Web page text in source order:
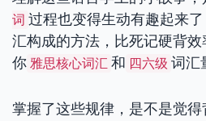
词 过程也变得生动有趣起来
汇构成的方法，比死记硬背
你 雅思核心词汇 和 四六级 词汇
掌握了这些规律，是不是觉